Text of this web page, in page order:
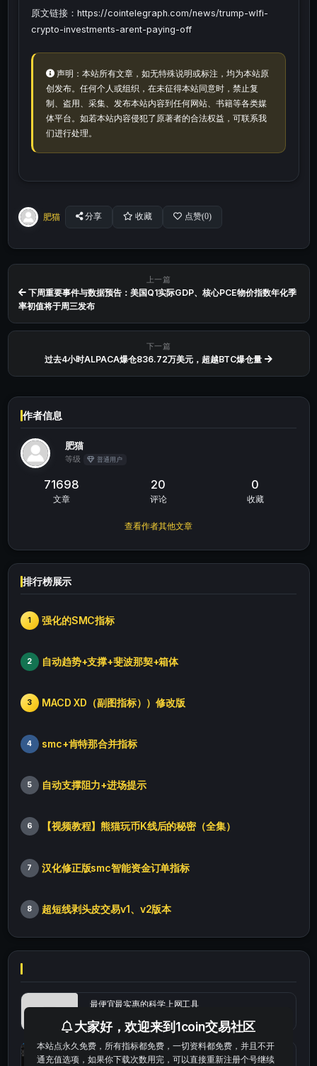
原文链接：https://cointelegraph.com/news/trump-wlfi-
crypto-investments-arent-paying-off
声明：本站所有文章，如无特殊说明或标注，均为本站原
创发布。任何个人或组织，在未征得本站同意时，禁止复
制、盗用、采集、发布本站内容到任何网站、书籍等各类媒
体平台。如若本站内容侵犯了原著者的合法权益，可联系我
们进行处理。
肥猫 分享 收藏 点赞(0)
上一篇
下周重要事件与数据预告：美国Q1实际GDP、核心PCE物价指数年化季
率初值将于周三发布
下一篇
过去4小时ALPACA爆仓836.72万美元，超越BTC爆仓量
作者信息
肥猫
等级 普通用户
71698
文章
20
评论
0
收藏
查看作者其他文章
排行榜展示
1 强化的SMC指标
2 自动趋势+支撑+斐波那契+箱体
3 MACD XD（副图指标））修改版
4 smc+肯特那合并指标
5 自动支撑阻力+进场提示
6 【视频教程】熊猫玩币K线后的秘密（全集）
7 汉化修正版smc智能资金订单指标
8 超短线剥头皮交易v1、v2版本
最便宜最实惠的科学上网工具
统计涨跌幅的python代码
大家好，欢迎来到1coin交易社区
本站点永久免费，所有指标都免费，一切资料都免费，并且不开
通充值选项，如果你下载次数用完，可以直接重新注册个号继续